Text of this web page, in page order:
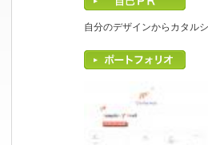
自分のデザインからカタル